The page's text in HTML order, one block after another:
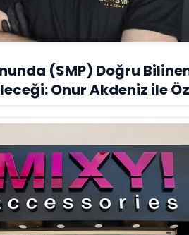
(SMP) Doğru
Onur Akdeniz ile